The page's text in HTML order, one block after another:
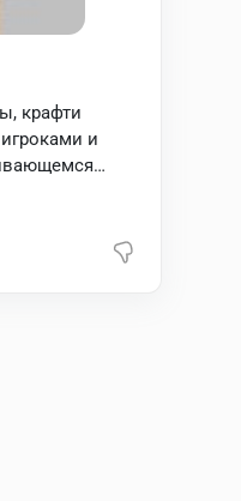
крафти
и
впереди!